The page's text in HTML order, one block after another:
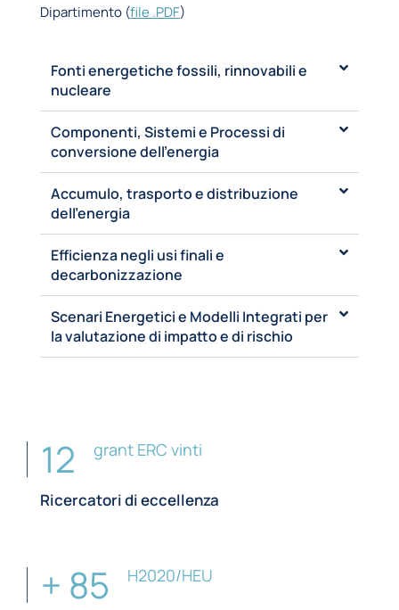
Dipartimento (file .PDF)
Fonti energetiche fossili, rinnovabili e
nucleare
Componenti, Sistemi e Processi di
conversione dell'energia
Accumulo, trasporto e distribuzione
dell’energia
Efficienza negli usi finali e
decarbonizzazione
Scenari Energetici e Modelli Integrati per
la valutazione di impatto e di rischio
12 grant ERC vinti
Ricercatori di eccellenza
+ 85 H2020/HEU